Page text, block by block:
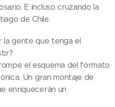
E incluso cruzando la
de Chile.
la gente que tenga el
el esquema del formato
Un gran montaje de
enriquecerán un